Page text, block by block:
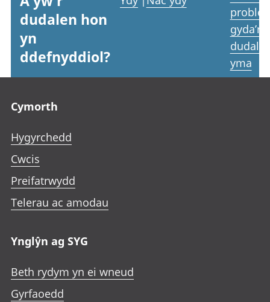
dudalen hon
yn
ddefnyddiol?
gyda’r
yma
Cymorth
Hygyrchedd
Cwcis
Preifatrwydd
Telerau ac amodau
Ynglŷn ag SYG
Beth rydym yn ei wneud
Gyrfaoedd